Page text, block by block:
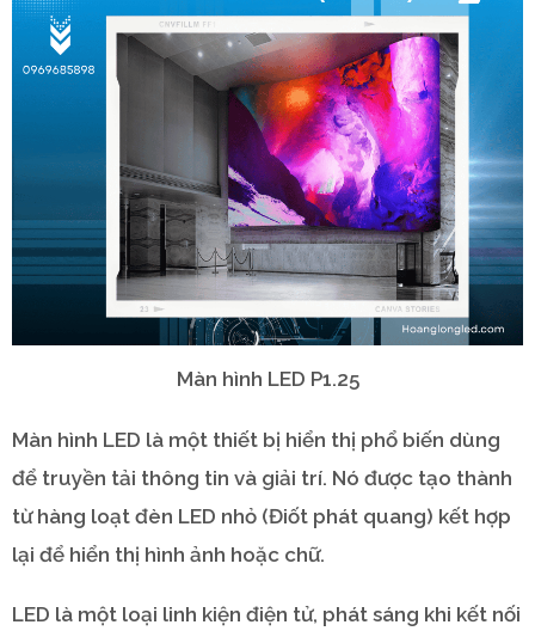
Màn hình LED P1.25
Màn hình LED là một thiết bị hiển thị phổ biến dùng
để truyền tải thông tin và giải trí. Nó được tạo thành
từ hàng loạt đèn LED nhỏ (Điốt phát quang) kết hợp
lại để hiển thị hình ảnh hoặc chữ.
LED là một loại linh kiện điện tử, phát sáng khi kết nối